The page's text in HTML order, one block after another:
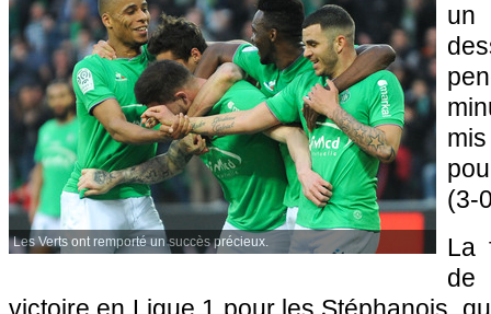
Les Verts ont remporté un succès précieux.
(3-
La